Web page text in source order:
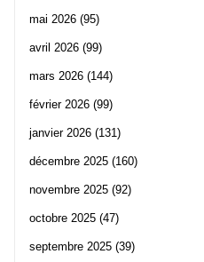
mai 2026 (95)
avril 2026 (99)
mars 2026 (144)
février 2026 (99)
janvier 2026 (131)
décembre 2025 (160)
novembre 2025 (92)
octobre 2025 (47)
septembre 2025 (39)